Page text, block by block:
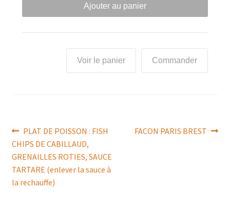
Ajouter au panier
Commander
Voir le panier
Navigation
de
l’article
Article
précédent :
PLAT DE POISSON : FISH
CHIPS DE CABILLAUD,
GRENAILLES ROTIES, SAUCE
TARTARE (enlever la sauce à
la rechauffe)
Article
FACON PARIS BREST